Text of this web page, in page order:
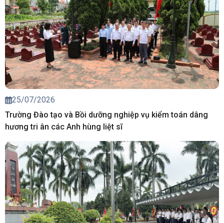
25/07/2026
Trường Đào tạo và Bồi dưỡng nghiệp vụ kiểm toán dâng
hương tri ân các Anh hùng liệt sĩ